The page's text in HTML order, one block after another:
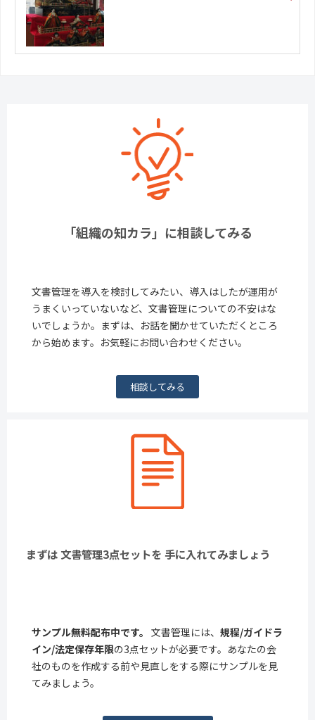
「組織の知カラ」に相談してみる
文書管理を導入を検討してみたい、導入はしたが運用が
うまくいっていないなど、文書管理についての不安はな
いでしょうか。まずは、お話を聞かせていただくところ
から始めます。お気軽にお問い合わせください。
相談してみる
まずは 文書管理3点セットを 手に入れてみましょう
サンプル無料配布中です。 文書管理には、 規程/ガイドラ
イン/法定保存年限の3点セットが必要です。あなたの会
社のものを作成する前や見直しをする際にサンプルを見
てみましょう。